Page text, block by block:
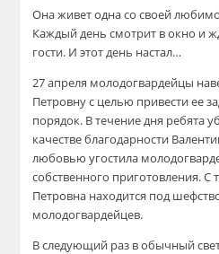
Она живет одна со своей
Каждый день смотрит в окно и
гости. И этот день настал…
27 апреля молодогвардейцы
Петровну с целью привести ее
порядок. В течение дня ребята
качестве благодарности
любовью угостила
собственного приготовления. С
Петровна находится под
молодогвардейцев.
В следующий раз в обычный